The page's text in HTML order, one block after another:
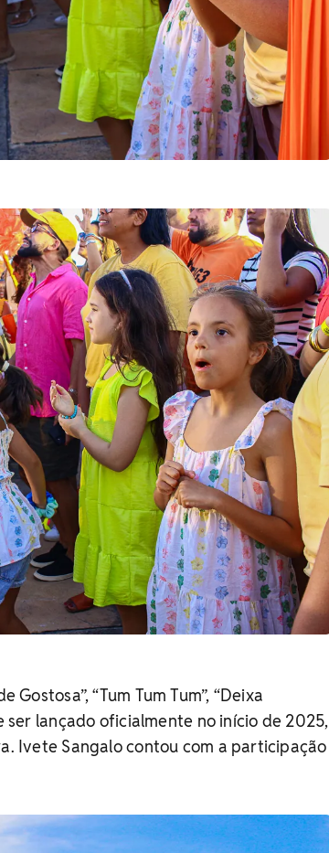
“Tum Tum Tum”, “Deixa
ser lançado oficialmente no início de 2025,
Ivete Sangalo contou com a participação